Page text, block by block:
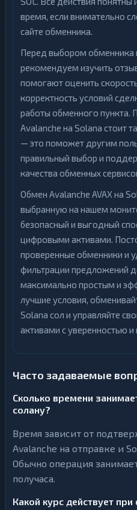
время, если внимательно
сайте обменника.
Перед выбором обменника
рекомендуем изучить
помогают оценить
корректность условий
работы обменного пункта.
Avalanche на Solana стоит
— это поможет другим
правильный выбор и
качества обменных
Обмен Avalanche AVAX на
выбранную на нашем
безопасный и выгодный
цифровыми активами.
проверенные обменники и
фильтрации предложений
максимально простым и
лучшие условия,
Solana сол и управляйте
активами с уверенностью
Часто задаваемые
Сколько времени
солану?
Время зависит от
Avalanche на отправке и
Обычно операция
получаса.
Какой курс действует